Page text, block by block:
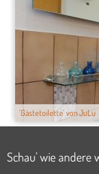
'Gästetoilette' von JuLu
Schau' wie andere